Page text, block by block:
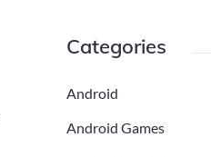
Categories
Android
Android Games